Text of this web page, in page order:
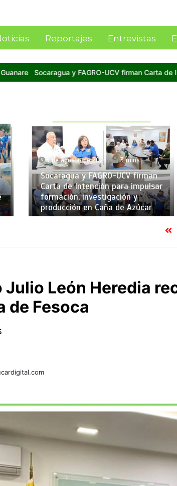
Reportajes Entrevistas
firman Carta de Intención para impulsar
3 de agosto de 2026 3 mins
Socaragua y FAGRO-UCV firman
Carta de Intención para impulsar
formación, investigación y
producción en Caña de Azúcar
León Heredia
de Fesoca